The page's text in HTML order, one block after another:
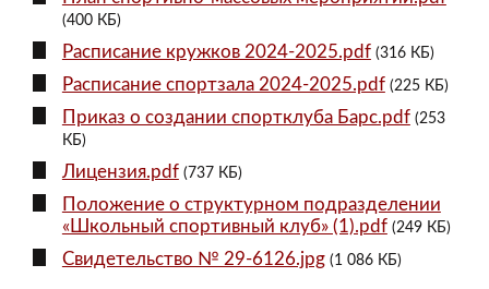
(400 КБ)
Расписание кружков 2024-2025.pdf (316 КБ)
Расписание спортзала 2024-2025.pdf (225 КБ)
Приказ о создании спортклуба Барс.pdf (253
КБ)
Лицензия.pdf (737 КБ)
Положение о структурном подразделении
«Школьный спортивный клуб» (1).pdf (249 КБ)
Свидетельство № 29-6126.jpg (1 086 КБ)